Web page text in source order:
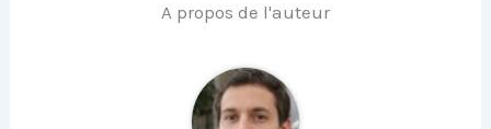
A propos de l'auteur